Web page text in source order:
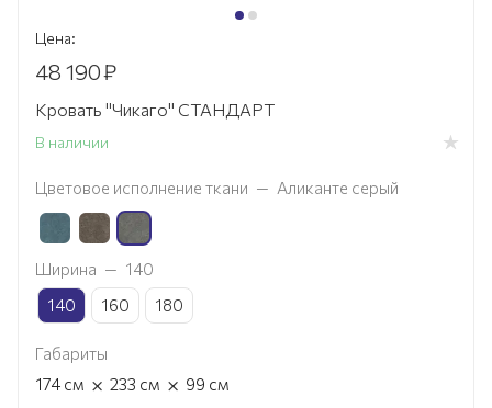
Цена:
48 190₽
Кровать "Чикаго" СТАНДАРТ
В наличии
Цветовое исполнение ткани — Аликанте серый
Ширина — 140
140
160 180
Габариты
174 см × 233 см × 99 см